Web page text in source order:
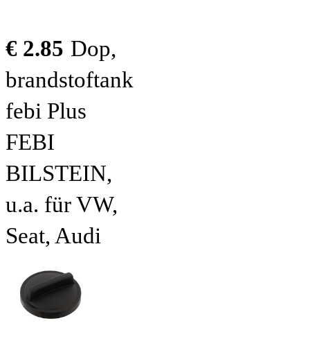
€ 2.85 Dop,
brandstoftank
febi Plus
FEBI
BILSTEIN,
u.a. für VW,
Seat, Audi